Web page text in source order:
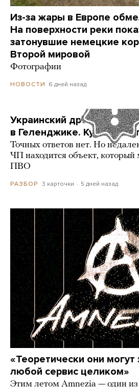
Из-за жары в Европе
На поверхности реки
затонувшие немецкие
Второй мировой
Фотографии
НОВОСТИ 6 дней назад
Украинский дрон попал
в Геленджике. Куда он
Точных ответов нет. Но
ЧП находится объект,
ПВО
РАЗБОР 3 карточки 5 дней назад
«Теоретически они могут
любой сервис целиком»
Этим летом Amnezia — один